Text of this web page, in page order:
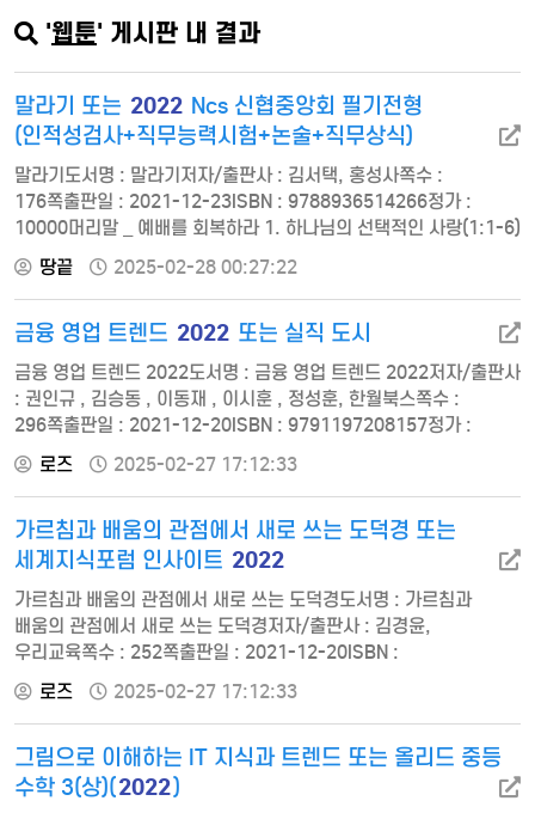
'웹툰' 게시판 내 결과
말라기 또는 2022 Ncs 신협중앙회 필기전형
(인적성검사+직무능력시험+논술+직무상식)
말라기도서명 : 말라기저자/출판사 : 김서택, 홍성사쪽수 :
176쪽출판일 : 2021-12-23ISBN : 9788936514266정가 :
10000머리말 _ 예배를 회복하라 1. 하나님의 선택적인 사랑(1:1-6)
2. 부흥의 필요성(1:7-14) 3. 파기된 레위의 언약(2:1-9) 4. 지켜야
할 가치관(2:10-17) 5. 언약의 사자(3:1-6) 6. 성도의 책임(3:6-
12) 7. 무엇이 하나님을 아프시게 하는가?(3:13-18) 8. 의의 태양
(4:1-6) 2022 Ncs 신협중앙회 필기전형(인적성검사+직무능…
땅끝 2025-02-28 00:27:22
금융 영업 트렌드 2022 또는 실직 도시
금융 영업 트렌드 2022도서명 : 금융 영업 트렌드 2022저자/출판사
: 권인규 , 김승동 , 이동재 , 이시훈 , 정성훈, 한월북스쪽수 :
296쪽출판일 : 2021-12-20ISBN : 9791197208157정가 :
18000프롤로그 1장 보험 산업 트렌드 1부 2021년 돌아보기:
무너지는 전통 채널 1. 코로나에도 굳건한 설계사… 현실은? 2. GA,
견고해지는 성벽… GA 아성을 넘보는 보험사 3. 설계사 목을 조이는
금융소비자보호법 4. 더 강화되는 상품 사후 규제… 눈치 보는
보험사 5. 플랫폼 제국, 선 긋는…
로즈 2025-02-27 17:12:33
가르침과 배움의 관점에서 새로 쓰는 도덕경 또는
세계지식포럼 인사이트 2022
가르침과 배움의 관점에서 새로 쓰는 도덕경도서명 : 가르침과
배움의 관점에서 새로 쓰는 도덕경저자/출판사 : 김경윤,
우리교육쪽수 : 252쪽출판일 : 2021-12-20ISBN :
9788980407873정가 : 14000들어가며 | 《도덕경》 다시 쓰기를
시작하며 말없이 가르치고 배우십시오 가르침은 없습니다 참스승의
교육법 교육의 역설 삶을 보살피는 교육 참스승이 있어야 참교육이
있습니다 스승님 고맙습니다 아끼고 돌보십시오 노자 교육학
세계지식포럼 인사이트 2022도서명 : 세계지식포럼 인사이트
로즈 2025-02-27 17:12:33
그림으로 이해하는 IT 지식과 트렌드 또는 올리드 중등
수학 3(상)(2022)